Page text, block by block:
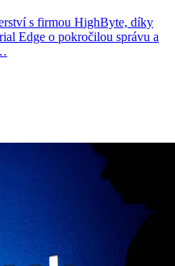
s firmou HighByte, díky
Edge o pokročilou správu a